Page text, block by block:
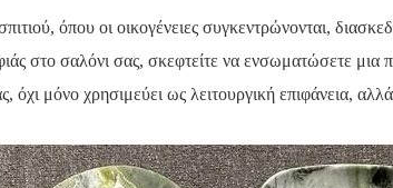
όπου οι οικογένειες συγκεντρώνονται,
στο σαλόνι σας, σκεφτείτε να ενσωματώσετε
μόνο χρησιμεύει ως λειτουργική επιφάνεια,